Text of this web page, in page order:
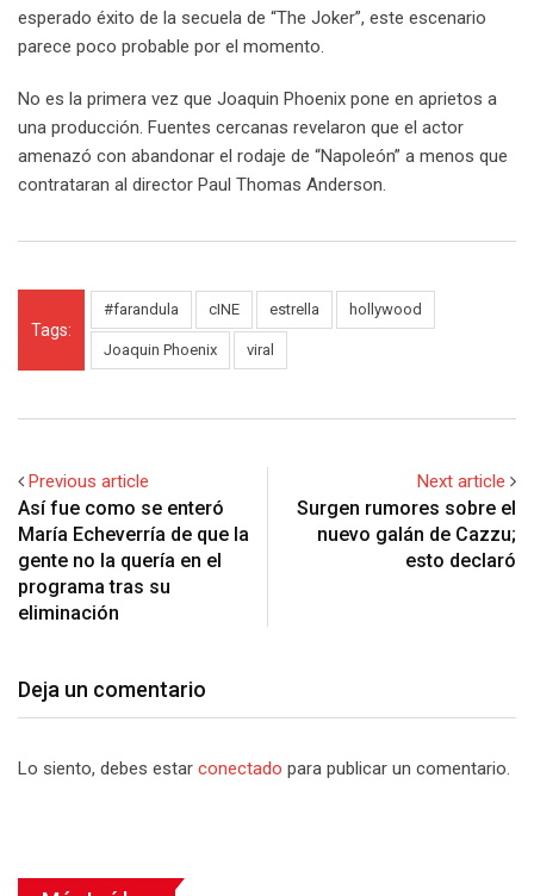
esperado éxito de la secuela de “The Joker”, este escenario
parece poco probable por el momento.
No es la primera vez que Joaquin Phoenix pone en aprietos a
una producción. Fuentes cercanas revelaron que el actor
amenazó con abandonar el rodaje de “Napoleón” a menos que
contrataran al director Paul Thomas Anderson.
Tags:
#farandula cINE estrella hollywood
Joaquin Phoenix viral
Previous article
Así fue como se enteró
María Echeverría de que la
gente no la quería en el
programa tras su
eliminación
Next article
Surgen rumores sobre el
nuevo galán de Cazzu;
esto declaró
Deja un comentario
Lo siento, debes estar conectado para publicar un comentario.